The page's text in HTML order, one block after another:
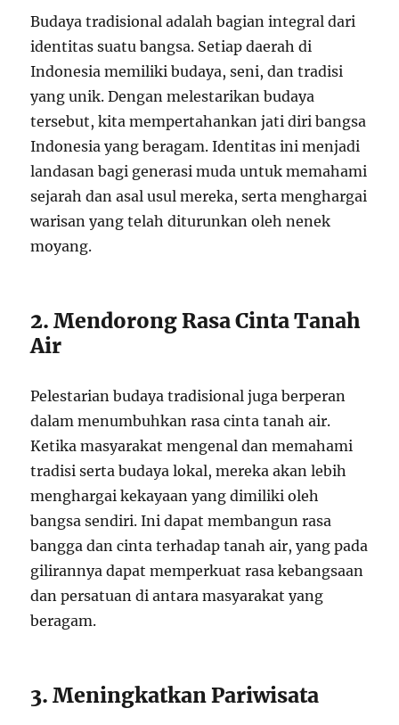
Budaya tradisional adalah bagian integral dari
identitas suatu bangsa. Setiap daerah di
Indonesia memiliki budaya, seni, dan tradisi
yang unik. Dengan melestarikan budaya
tersebut, kita mempertahankan jati diri bangsa
Indonesia yang beragam. Identitas ini menjadi
landasan bagi generasi muda untuk memahami
sejarah dan asal usul mereka, serta menghargai
warisan yang telah diturunkan oleh nenek
moyang.
2. Mendorong Rasa Cinta Tanah
Air
Pelestarian budaya tradisional juga berperan
dalam menumbuhkan rasa cinta tanah air.
Ketika masyarakat mengenal dan memahami
tradisi serta budaya lokal, mereka akan lebih
menghargai kekayaan yang dimiliki oleh
bangsa sendiri. Ini dapat membangun rasa
bangga dan cinta terhadap tanah air, yang pada
gilirannya dapat memperkuat rasa kebangsaan
dan persatuan di antara masyarakat yang
beragam.
3. Meningkatkan Pariwisata